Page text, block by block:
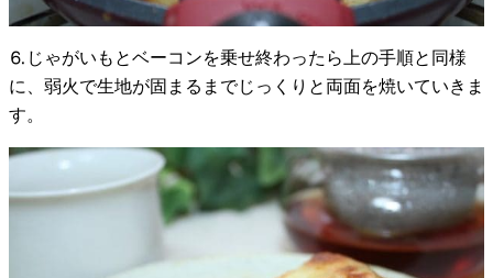
⒍じゃがいもとベーコンを乗せ終わったら上の手順と同様
に、弱火で生地が固まるまでじっくりと両面を焼いていきま
す。